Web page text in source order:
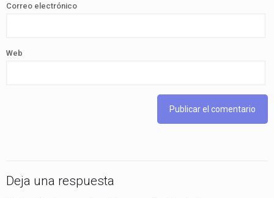
Correo electrónico
Web
Deja una respuesta